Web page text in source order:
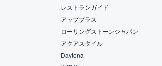
レストランガイド
アッププラス
ローリングストーンジャパン
アクアスタイル
Daytona